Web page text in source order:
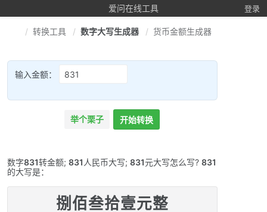
爱问在线工具 登录
转换工具 数字大写生成器 货币金额生成器
输入金额：
举个栗子 开始转换
数字831转金额; 831 人民币大写; 831元大写怎么写? 831
的大写是：
捌佰叁拾壹元整